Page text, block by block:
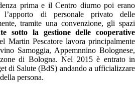
prima e il Centro diurno poi erano
di personale privato delle
tramite una convenzione, gli spazi
sotto la gestione delle cooperative
Martin Pescatore lavora principalmente
Samoggia, Appemnnino Bolognese,
di Bologna. Nel 2015 è entrato in
di Salute (BdS) andando a ufficializzare
persona.